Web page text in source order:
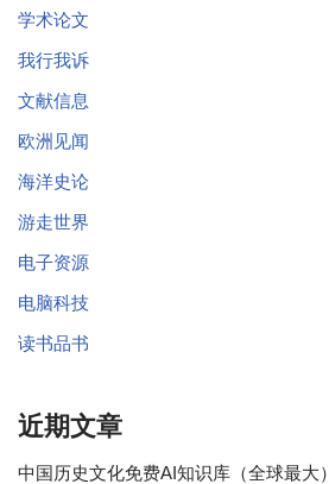
学术论文
我行我诉
文献信息
欧洲见闻
海洋史论
游走世界
电子资源
电脑科技
读书品书
近期文章
中国历史文化免费AI知识库（全球最大）